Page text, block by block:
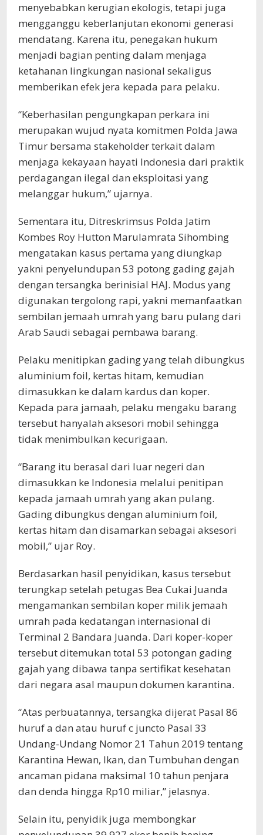
menyebabkan kerugian ekologis, tetapi juga
mengganggu keberlanjutan ekonomi generasi
mendatang. Karena itu, penegakan hukum
menjadi bagian penting dalam menjaga
ketahanan lingkungan nasional sekaligus
memberikan efek jera kepada para pelaku.
“Keberhasilan pengungkapan perkara ini
merupakan wujud nyata komitmen Polda Jawa
Timur bersama stakeholder terkait dalam
menjaga kekayaan hayati Indonesia dari praktik
perdagangan ilegal dan eksploitasi yang
melanggar hukum,” ujarnya.
Sementara itu, Ditreskrimsus Polda Jatim
Kombes Roy Hutton Marulamrata Sihombing
mengatakan kasus pertama yang diungkap
yakni penyelundupan 53 potong gading gajah
dengan tersangka berinisial HAJ. Modus yang
digunakan tergolong rapi, yakni memanfaatkan
sembilan jemaah umrah yang baru pulang dari
Arab Saudi sebagai pembawa barang.
Pelaku menitipkan gading yang telah dibungkus
aluminium foil, kertas hitam, kemudian
dimasukkan ke dalam kardus dan koper.
Kepada para jamaah, pelaku mengaku barang
tersebut hanyalah aksesori mobil sehingga
tidak menimbulkan kecurigaan.
“Barang itu berasal dari luar negeri dan
dimasukkan ke Indonesia melalui penitipan
kepada jamaah umrah yang akan pulang.
Gading dibungkus dengan aluminium foil,
kertas hitam dan disamarkan sebagai aksesori
mobil,” ujar Roy.
Berdasarkan hasil penyidikan, kasus tersebut
terungkap setelah petugas Bea Cukai Juanda
mengamankan sembilan koper milik jemaah
umrah pada kedatangan internasional di
Terminal 2 Bandara Juanda. Dari koper-koper
tersebut ditemukan total 53 potongan gading
gajah yang dibawa tanpa sertifikat kesehatan
dari negara asal maupun dokumen karantina.
“Atas perbuatannya, tersangka dijerat Pasal 86
huruf a dan atau huruf c juncto Pasal 33
Undang-Undang Nomor 21 Tahun 2019 tentang
Karantina Hewan, Ikan, dan Tumbuhan dengan
ancaman pidana maksimal 10 tahun penjara
dan denda hingga Rp10 miliar,” jelasnya.
Selain itu, penyidik juga membongkar